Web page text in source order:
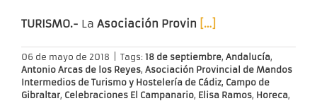
TURISMO.- La Asociación Provin […]
06 de mayo de 2018 Tags: 18 de septiembre, Andalucía,
Antonio Arcas de los Reyes, Asociación Provincial de Mandos
Intermedios de Turismo y Hostelería de Cádiz, Campo de
Gibraltar, Celebraciones El Campanario, Elisa Ramos, Horeca,